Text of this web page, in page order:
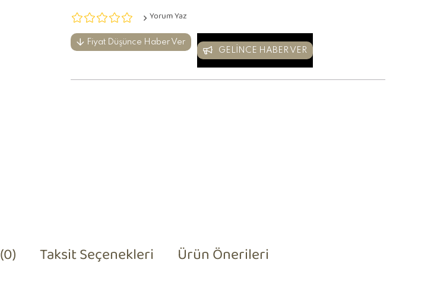
Yorum Yaz
Fiyat Düşünce Haber Ver
GELINCE HABER VER
(0) Taksit Seçenekleri Ürün Önerileri